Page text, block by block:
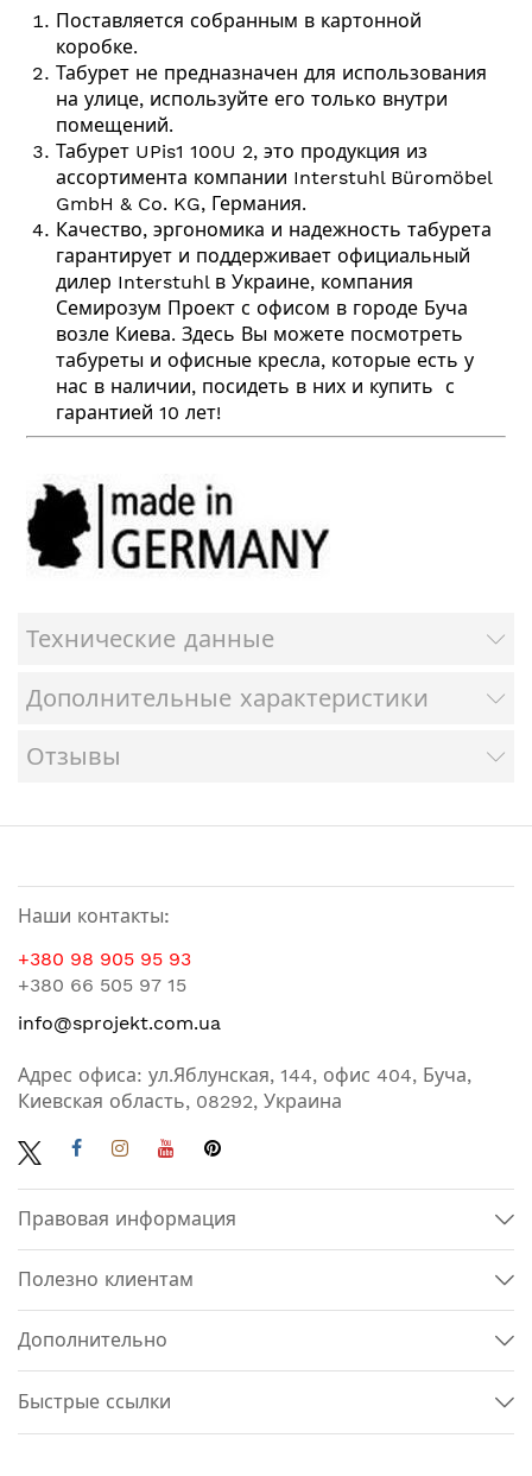
Поставляется собранным в картонной
коробке.
Табурет не предназначен для использования
на улице, используйте его только внутри
помещений.
Табурет UPis1 100U 2, это продукция из
ассортимента компании Interstuhl Büromöbel
GmbH & Co. KG, Германия.
Качество, эргономика и надежность табурета
гарантирует и поддерживает официальный
дилер Interstuhl в Украине, компания
Семирозум Проект с офисом в городе Буча
возле Киева. Здесь Вы можете посмотреть
табуреты и офисные кресла, которые есть у
нас в наличии, посидеть в них и купить с
гарантией 10 лет!
Технические данные
Дополнительные характеристики
Отзывы
Наши контакты:
+380 98 905 95 93
+380 66 505 97 15
info@sprojekt.com.ua
Адрес офиса: ул.Яблунская, 144, офис 404, Буча,
Киевская область, 08292, Украина
Правовая информация
Полезно клиентам
Дополнительно
Быстрые ссылки